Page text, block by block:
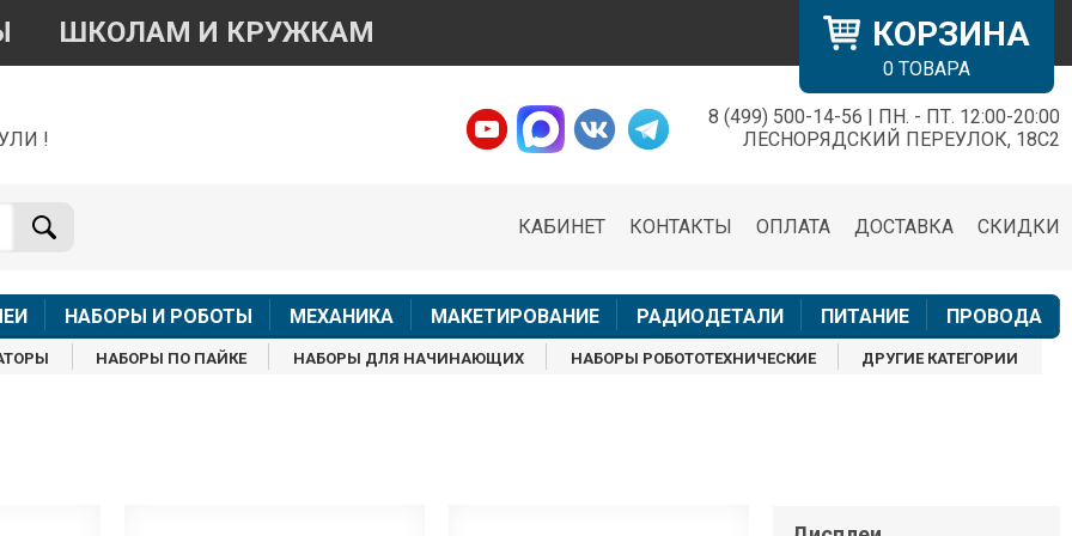
КОРЗИНА
0 ТОВАРА
ШКОЛАМ И КРУЖКАМ
!
8 (499) 500-14-56 | ПН. - ПТ. 12:00-20:00
ЛЕСНОРЯДСКИЙ ПЕРЕУЛОК, 18С2
СКИДКИ
ДОСТАВКА
ОПЛАТА
КОНТАКТЫ
КАБИНЕТ
НАБОРЫ И РОБОТЫ МЕХАНИКА МАКЕТИРОВАНИЕ РАДИОДЕТАЛИ ПИТАНИЕ ПРОВОДА
НАБОРЫ ПО ПАЙКЕ НАБОРЫ ДЛЯ НАЧИНАЮЩИХ НАБОРЫ РОБОТОТЕХНИЧЕСКИЕ ДРУГИЕ КАТЕГОРИИ
×
вопросам приобретения товара
+7 968 454 17 38
и аудио сообщения не обслуживаются
Менеджер
shop@iarduino.ru
Менеджер
8 (499) 500-14-56